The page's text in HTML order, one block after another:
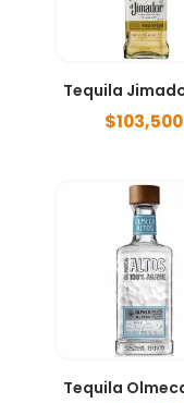
$103,500